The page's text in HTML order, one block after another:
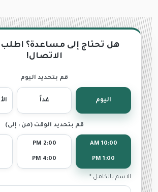
هل تحتاج إلى مساعدة؟ اطلب
الاتصال!
قم بتحديد اليوم
اليوم غداً
قم بتحديد الوقت (من : إلى)
10:00 AM
1:00 PM
2:00 PM
4:00 PM
الاسم بالكامل *